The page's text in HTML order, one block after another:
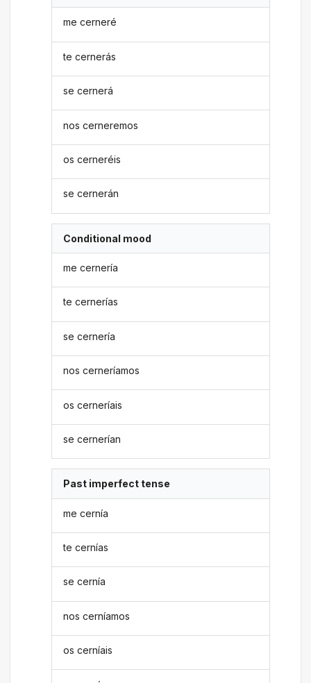
me cerneré
te cernerás
se cernerá
nos cerneremos
os cerneréis
se cernerán
Conditional mood
me cernería
te cernerías
se cernería
nos cerneríamos
os cerneríais
se cernerían
Past imperfect tense
me cernía
te cernías
se cernía
nos cerníamos
os cerníais